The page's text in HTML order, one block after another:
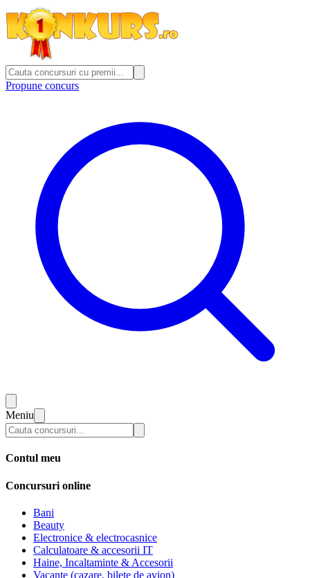
Propune concurs
Meniu
Contul meu
Concursuri online
Bani
Beauty
Electronice & electrocasnice
Calculatoare & accesorii IT
Haine, Incaltaminte & Accesorii
Vacante (cazare, bilete de avion)